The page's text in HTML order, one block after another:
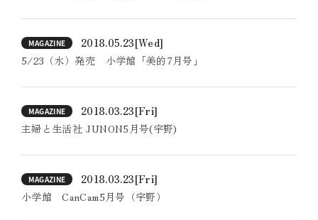
MAGAZINE 2018.05.23[Wed]
5/23（水）発売 小学館「美的7月号」
MAGAZINE 2018.03.23[Fri]
主婦と生活社 JUNON5月号(宇野)
MAGAZINE 2018.03.23[Fri]
小学館 CanCam5月号（宇野）